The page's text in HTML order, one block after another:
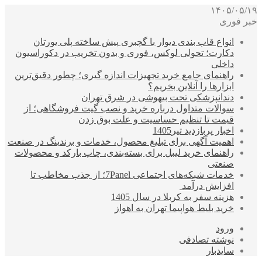
۱۴۰۵/۰۵/۱۹
خبر فوری
انواع قاب بندی دیوار با گچبری پیش ساخته پلی یورتان
دکارت؛ تحولی لوکس، فوری و بدون تخریب در دکوراسیون
داخلی
راهنمای جامع خرید تجهیزات اندازه گیری؛ چطور دقیق‌ترین
ابزارها را آنلاین بخریم؟
دندانپزشکی تحت بیهوشی در شرق تهران
سوالات متداول درباره خرید و نصب گیت فروشگاهی؛ از
قیمت تا تنظیم حساسیت و علت بوق زدن
اخبار پربازدید تیر1405
اهمیت آگهی برای تبلیغ محصول، خدمات و برندینگ در صنعت
راهنمای خرید لیبل برای بسته‌بندی، چاپ بارکد و محصولات
صنعتی
خدمات شبکه‌های اجتماعی 7Panel؛ از جذب مخاطب تا
افزایش درآمد
هزینه سفر به کربلا در سال 1405
خرید بلیط هواپیما تهران به اهواز
ورود
نوشته تصادفی
سایدبار